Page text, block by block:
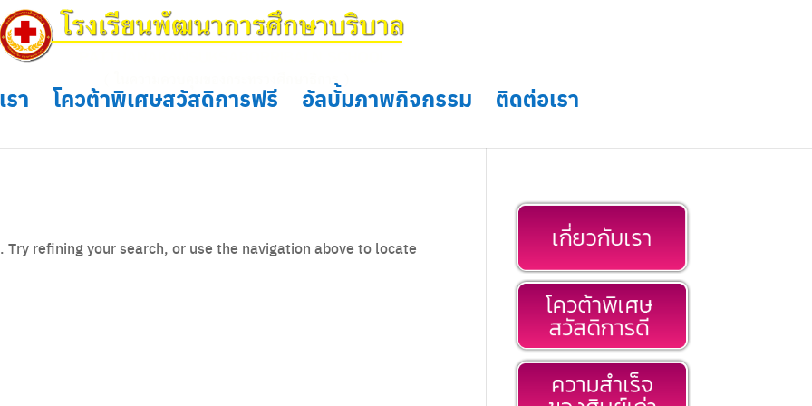
า โควต้าพิเศษสวัสดิการฟรี อัลบั้มภาพกิจกรรม ติดต่อเรา
refining your search, or use the navigation above to locate